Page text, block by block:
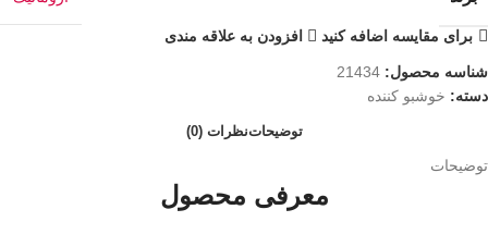
برای مقایسه اضافه کنید افزودن به علاقه مندی
شناسه محصول: 21434
دسته: خوشبو کننده
توضیحاتنظرات (0)
توضیحات
معرفی محصول